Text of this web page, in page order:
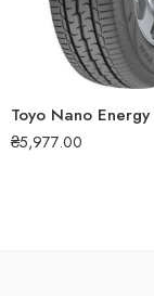
₴5,977.00